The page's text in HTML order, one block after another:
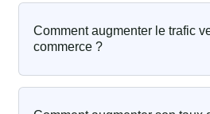
Comment augmenter le trafic
commerce ?